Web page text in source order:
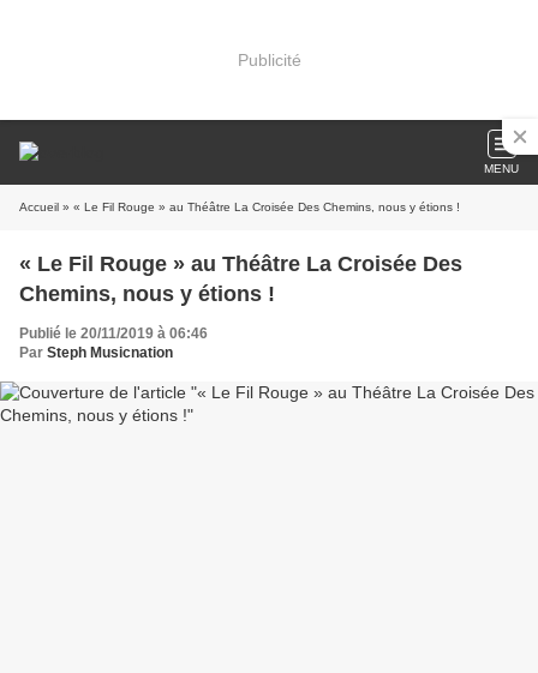
Publicité
MENU
Accueil » « Le Fil Rouge » au Théâtre La Croisée Des Chemins, nous y étions !
« Le Fil Rouge » au Théâtre La Croisée Des
Chemins, nous y étions !
Publié le 20/11/2019 à 06:46
Par Steph Musicnation